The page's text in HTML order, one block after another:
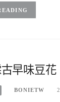
早味豆
BONIETW